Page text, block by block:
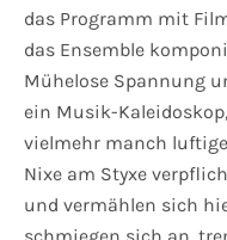
das Programm mit
das Ensemble
Mühelose Spannung
ein Musik-
vielmehr manch
Nixe am Styxe
und vermählen sich
schmiegen sich an,